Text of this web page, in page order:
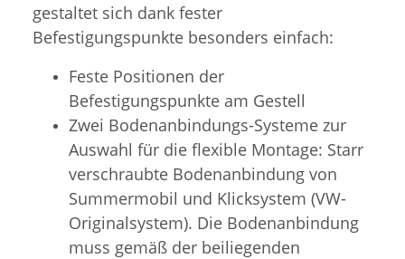
gestaltet sich dank fester
Befestigungspunkte besonders einfach:
Feste Positionen der
Befestigungspunkte am Gestell
Zwei Bodenanbindungs-Systeme zur
Auswahl für die flexible Montage: Starr
verschraubte Bodenanbindung von
Summermobil und Klicksystem (VW-
Originalsystem). Die Bodenanbindung
muss gemäß der beiliegenden